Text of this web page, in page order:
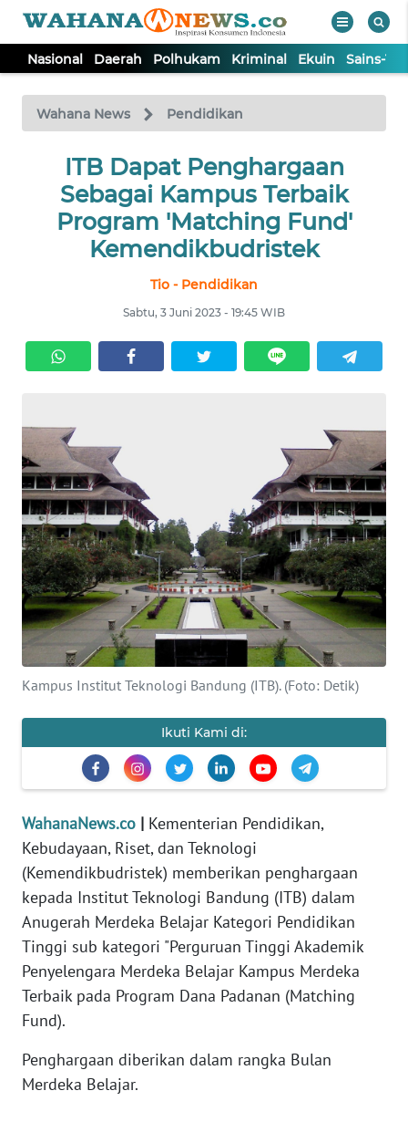
Nasional Daerah Polhukam Kriminal Ekuin Sains-
Wahana News Pendidikan
ITB Dapat Penghargaan
Sebagai Kampus Terbaik
Program 'Matching Fund'
Kemendikbudristek
Tio - Pendidikan
Sabtu, 3 Juni 2023 - 19:45 WIB
Kampus Institut Teknologi Bandung (ITB). (Foto: Detik)
Ikuti Kami di:
WahanaNews.co | Kementerian Pendidikan,
Kebudayaan, Riset, dan Teknologi
(Kemendikbudristek) memberikan penghargaan
kepada Institut Teknologi Bandung (ITB) dalam
Anugerah Merdeka Belajar Kategori Pendidikan
Tinggi sub kategori "Perguruan Tinggi Akademik
Penyelengara Merdeka Belajar Kampus Merdeka
Terbaik pada Program Dana Padanan (Matching
Fund).
Penghargaan diberikan dalam rangka Bulan
Merdeka Belajar.
TV
Tutup
NASIONAL
DAERAH
EKUIN
KESEHATAN
INTERNASIONAL
SERBA-SERBI
PENDIDIKAN
EDITORIAL
Informasi
INDEKS
BERITA
KONTAK
KAMI
INFO
IKLAN
TENTANG
KAMI